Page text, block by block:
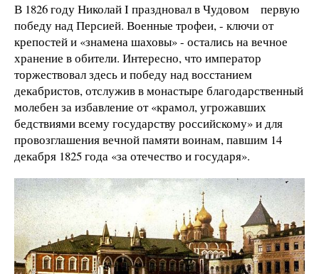
В 1826 году Николай I праздновал в Чудовом первую
победу над Персией. Военные трофеи, - ключи от
крепостей и «знамена шаховы» - остались на вечное
хранение в обители. Интересно, что император
торжествовал здесь и победу над восстанием
декабристов, отслужив в монастыре благодарственный
молебен за избавление от «крамол, угрожавших
бедствиями всему государству российскому» и для
провозглашения вечной памяти воинам, павшим 14
декабря 1825 года «за отечество и государя».